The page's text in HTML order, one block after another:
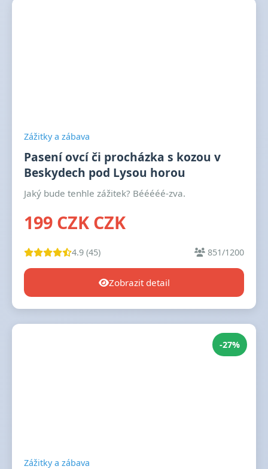
Zážitky a zábava
Pasení ovcí či procházka s kozou v
Beskydech pod Lysou horou
Jaký bude tenhle zážitek? Bééééé-zva.
199 CZK CZK
4.9 (45) 851/1200
Zobrazit detail
-27%
Zážitky a zábava